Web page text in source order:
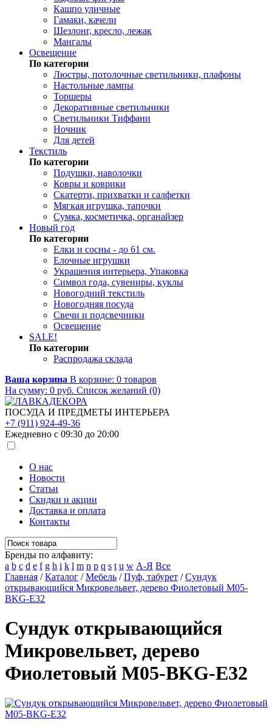
Кашпо уличные
Гамаки, качели
Шезлонг, кресло, лежак
Мангалы
Освещение
По категории
Люстры, потолочные светильники, плафоны
Настольные лампы
Торшеры
Декоративные светильники
Светильники Тиффани
Ночник
Для детей
Текстиль
По категории
Подушки, наволочки
Ковры и коврики
Скатерти, прихватки и салфетки
Мягкая игрушка, тапочки
Сумка, косметичка, органайзер
Новый год
По категории
Елки и сосны - до 61 см.
Елочные игрушки
Украшения интерьера, Упаковка
Символ года, сувениры, куклы
Новогодний текстиль
Новогодняя посуда
Свечи и подсвечники
Освещение
SALE!
По категории
Распродажа склада
Ваша корзина В корзине: 0 товаров
На сумму: 0 руб. Список желаний (0)
ПОСУДА И ПРЕДМЕТЫ ИНТЕРЬЕРА
+7 (911) 924-49-36
Ежедневно с 09:30 до 20:00
О нас
Новости
Статьи
Скидки и акции
Доставка и оплата
Контакты
Бренды по алфавиту:
a b c d e f g h i k l m n p q s t u w А-Я Все
Главная /Каталог /Мебель /Пуф, табурет /Сундук
открывающийся Микровельвет, дерево Фиолетовый M05-
BKG-E32
Сундук открывающийся
Микровельвет, дерево
Фиолетовый M05-BKG-E32